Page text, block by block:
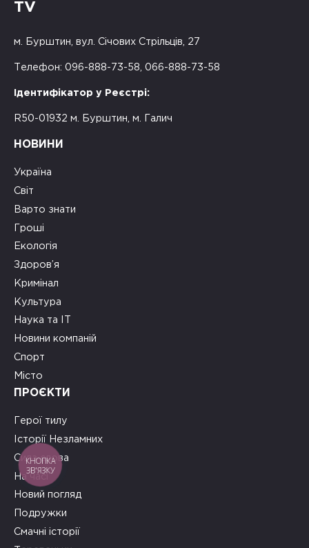
TV
м. Бурштин, вул. Січових Стрільців, 27
Телефон: 096-888-73-58, 066-888-73-58
Ідентифікатор у Реєстрі:
R50-01932 м. Бурштин, м. Галич
НОВИНИ
Україна
Світ
Варто знати
Гроші
Екологія
Здоров’я
Кримінал
Культура
Наука та ІТ
Новини компаній
Спорт
Місто
ПРОЄКТИ
Герої тилу
Історії Незламних
Сила слова
На часі
Новий погляд
Подружки
Смачні історії
КНОПКА
ЗВ'ЯЗКУ